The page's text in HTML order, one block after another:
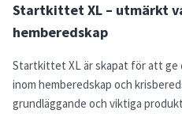
Startkittet XL – utmärkt
hemberedskap
Startkittet XL är skapat för att ge
inom hemberedskap och
grundläggande och viktiga